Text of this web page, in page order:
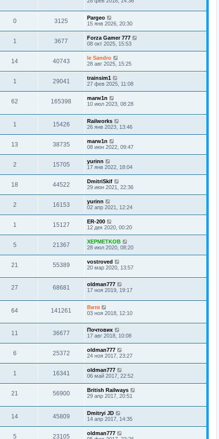
0 3125
Pargeo
15 янв 2026, 20:30
1 3677
Forza Gamer 777
08 окт 2025, 15:53
14 40743
le Sandro
28 авг 2025, 15:25
1 29041
trainsim1
27 фев 2025, 11:08
62 165398
marw1n
10 июл 2023, 08:28
1 15426
Railworks
26 янв 2023, 13:46
13 38735
marw1n
08 июн 2022, 09:47
2 15705
yurinn
17 янв 2022, 18:04
18 44522
DmitriSkif
29 июн 2021, 22:36
2 16153
yurinn
02 апр 2021, 12:24
1 15127
ER-200
12 дек 2020, 00:20
5 21367
XEPMETKOB
28 июл 2020, 08:20
21 55389
vostroved
20 мар 2020, 13:57
27 68681
oldman777
17 ноя 2019, 19:17
64 141261
Витя
03 ноя 2018, 12:10
11 36677
Почтовик
17 авг 2018, 10:08
6 25372
oldman777
24 ноя 2017, 23:27
1 16341
oldman777
06 май 2017, 22:52
21 56900
British Railways
29 апр 2017, 20:51
14 45809
Dmitryi JD
14 апр 2017, 14:35
5 23105
oldman777